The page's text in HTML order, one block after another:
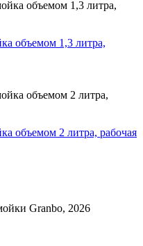
объемом 1,3 литра,
объемом 2 литра, рабочая
Granbo, 2026